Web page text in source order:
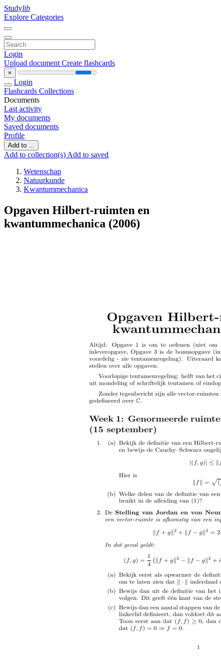
Studylib
Explore Categories
Login
Upload document Create flashcards
×
Login
Flashcards Collections
Documents
Last activity
My documents
Saved documents
Profile
Add to ...
Add to collection(s) Add to saved
Wetenschap
Natuurkunde
Kwantummechanica
Opgaven Hilbert-ruimten en
kwantummechanica (2006)